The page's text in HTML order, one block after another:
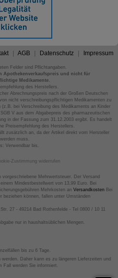
AGB Datenschutz Impressum
Felder sind Pflichtangaben.
Apothekenverkaufspreis und nicht für
Medikamente.
des Herstellers.
Abrechnungspreis nach der Großen Deutschen
nicht verschreibungspflichtigen Medikamenten zu
bei Verschreibung des Medikaments an Kinder
V aus dem Abgabepreis des pharmazeutischen
in der Fassung zum 31.12.2003 ergibt. Es handelt
Preisempfehlung des Herstellers.
zusätzlich an, da der Artikel direkt vom Hersteller
muss.
Verwendbar bis.
Zustimmung widerrufen
Mehrwertsteuer. Der Versand
Mindestbestellwert von 13,99 Euro. Bei
Mehrkosten an VersandkostenBei
beziehen können, fallen unter Umständen
27 - 49214 Bad Rothenfelde - Tel 0800 / 10 11
nur in haushaltsüblichen Mengen.
bis zu 6 Tage.
Daher kann es zu längeren Lieferzeiten und
Fall werden Sie informiert.